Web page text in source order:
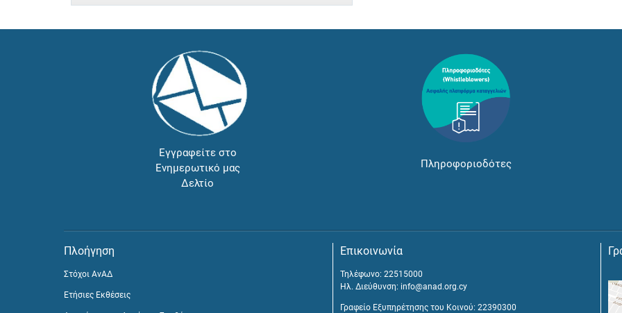
Εγγραφείτε στο
Ενημερωτικό μας
Δελτίο
Πληροφοριοδότες
Πλοήγηση
Στόχοι ΑνΑΔ
Ετήσιες Εκθέσεις
Επικοινωνία
Τηλέφωνο: 22515000
Ηλ. Διεύθυνση: info@anad.org.cy
Γραφείο Εξυπηρέτησης του Κοινού: 22390300